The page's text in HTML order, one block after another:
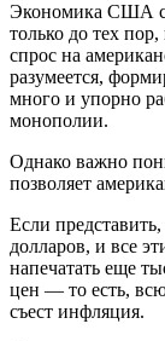
Экономика США
только до тех
спрос на
разумеется,
много и упорно
монополии.
Однако важно
позволяет
Если
долларов, и все
напечатать еще
цен — то есть,
съест инфляция.